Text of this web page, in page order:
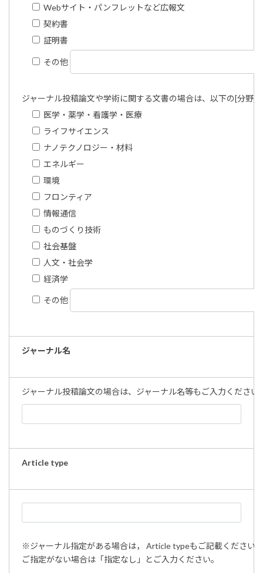
Webサイト・パンフレットなど広報文
契約書
証明書
その他
ジャーナル投稿論文や学術に関する文書の場合は、以下の[分野]
医学・薬学・看護学・医療
ライフサイエンス
ナノテクノロジー・材料
エネルギー
環境
フロンティア
情報通信
ものづくり技術
社会基盤
人文・社会学
経済学
その他
ジャーナル名
ジャーナル投稿論文の場合は、ジャーナル名等もご入力ください
Article type
※ジャーナル指定がある場合は， Article typeもご記載ください。
ご指定がない場合は「指定なし」とご入力ください。